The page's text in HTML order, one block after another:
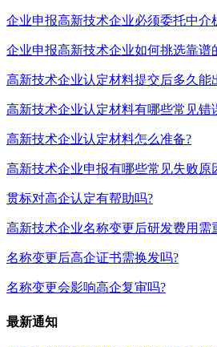
企业申报高新技术企业必须委托中介
企业申报高新技术企业如何挑选靠谱
高新技术企业认定材料提交后多久能
高新技术企业认定材料有哪些常见错
高新技术企业认定材料怎么准备?
高新技术企业申报有哪些常见失败原
贯标对高企认定有帮助吗?
高新技术企业名称变更后研发费用需
名称变更后高企证书需换发吗?
名称变更会影响高企复审吗?
最新通知